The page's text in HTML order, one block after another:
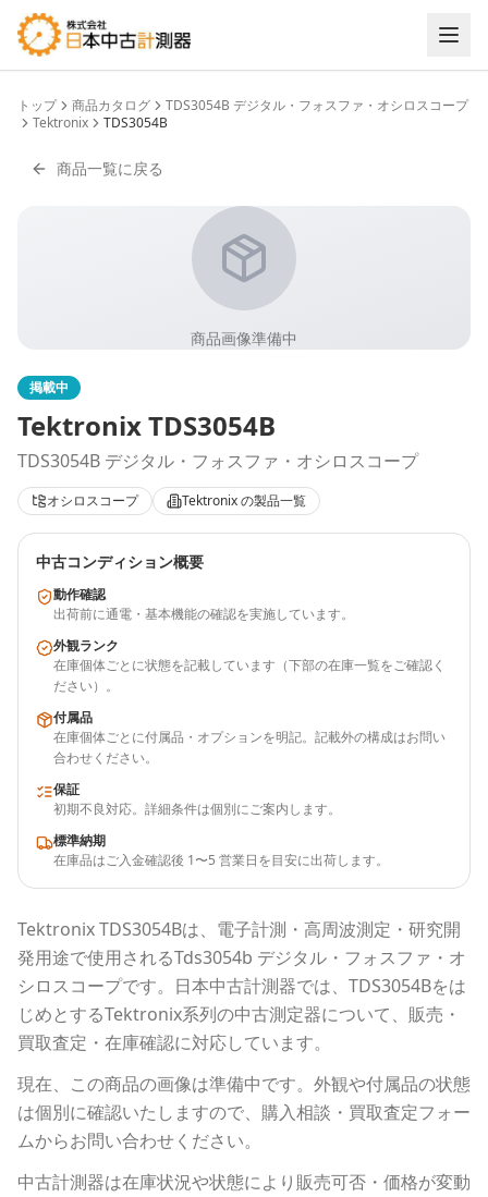
トップ 商品カタログ
TDS3054B デジタル・フォスファ・オシロスコープ
Tektronix
TDS3054B
商品一覧に戻る
商品画像準備中
掲載中
TektronixTDS3054B
TDS3054B デジタル・フォスファ・オシロスコープ
オシロスコープ Tektronixの製品一覧
中古コンディション概要
動作確認
出荷前に通電・基本機能の確認を実施しています。
外観ランク
在庫個体ごとに状態を記載しています（下部の在庫一覧をご確認く
ださい）。
付属品
在庫個体ごとに付属品・オプションを明記。記載外の構成はお問い
合わせください。
保証
初期不良対応。詳細条件は個別にご案内します。
標準納期
在庫品はご入金確認後 1〜5 営業日を目安に出荷します。
TektronixTDS3054Bは、電子計測・高周波測定・研究開
発用途で使用されるTds3054b デジタル・フォスファ・オ
シロスコープです。 日本中古計測器では、 TDS3054Bをは
じめとするTektronix系列の中古測定器について、販売・
買取査定・在庫確認に対応しています。
現在、この商品の画像は準備中です。外観や付属品の状態
は個別に確認いたしますので、購入相談・買取査定フォー
ムからお問い合わせください。
中古計測器は在庫状況や状態により販売可否・価格が変動